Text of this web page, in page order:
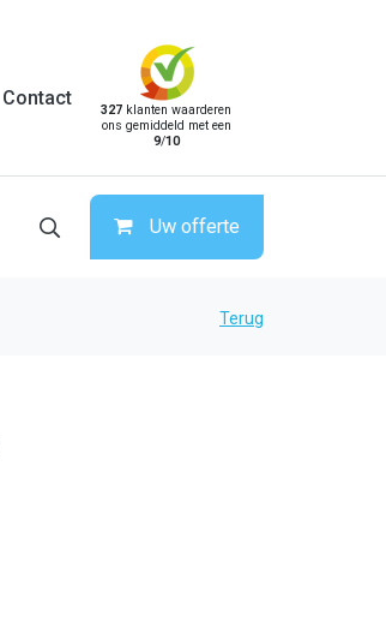
Contact
327 klanten waarderen
ons gemiddeld met een
9/10
Uw offerte
Terug